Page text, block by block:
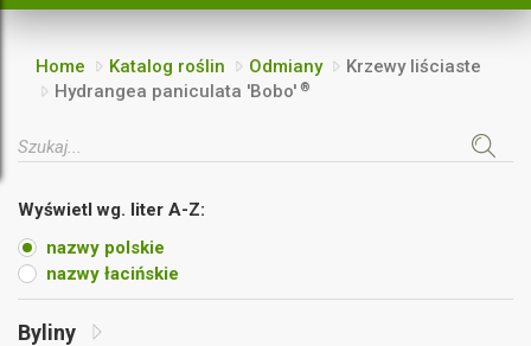
Home Katalog roślin Odmiany
Krzewy liściaste
Hydrangea paniculata 'Bobo' ®
Wyświetl wg. liter A-Z:
nazwy polskie
nazwy łacińskie
Byliny